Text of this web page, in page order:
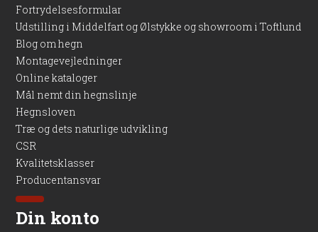
Fortrydelsesformular
Udstilling i Middelfart og Ølstykke og showroom i Toftlund
Blog om hegn
Montagevejledninger
Online kataloger
Mål nemt din hegnslinje
Hegnsloven
Træ og dets naturlige udvikling
CSR
Kvalitetsklasser
Producentansvar
Din konto